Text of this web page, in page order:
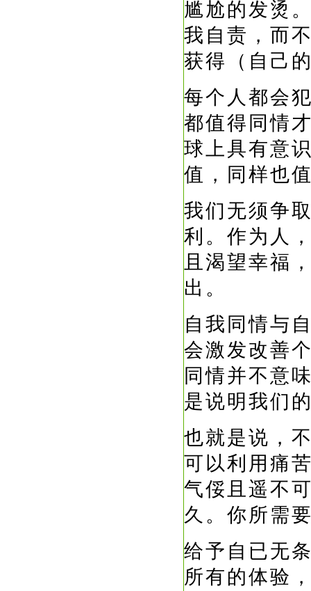
尴尬的发烫
我自责，而
获得（自己
每个人都会
都值得同情
球上具有意
值，同样也
我们无须争
利。作为人
且渴望幸福
出。
自我同情与
会激发改善
同情并不意
是说明我们
也就是说，
可以利用痛
气俀且遥不
久。你所需
给予自已无
所有的体验